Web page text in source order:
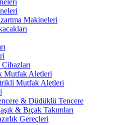
Makineleri
Mutfak Aletleri
Mutfak Aletleri
& Düdüklü Tencere
& Bıçak Takımları
Gereçleri